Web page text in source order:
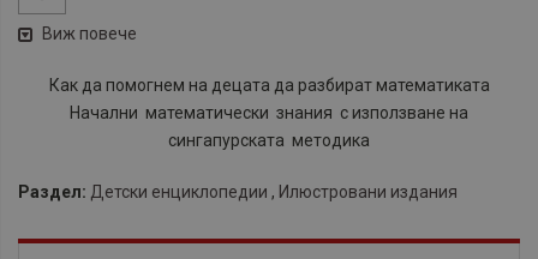
Виж повече
Как да помогнем на децата да разбират математиката
Начални математически знания с използване на
сингапурската методика
Раздел: Детски енциклопедии , Илюстровани издания